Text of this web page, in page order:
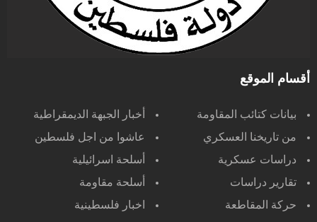
أقسام الموقع
بيانات كتائب المقاومة
أخبار الجبهة الديمقراطية
من تاريخنا العسكري
عاشوا من اجل فلسطين
دراسات عسكرية
أسلحة اسرائيلية
تقارير دراسات
أسلحة مقاومة
حركة المقاطعة
اخبار فلسطينية